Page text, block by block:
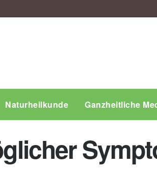
Naturheilkunde Ganzheitliche